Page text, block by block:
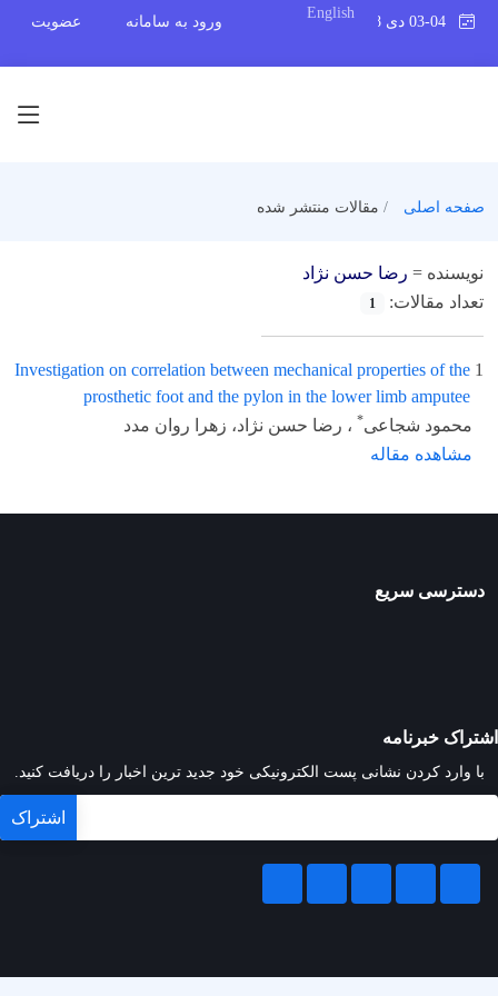
English
ورود به سامانه عضویت
صفحه اصلی مقالات منتشر شده
نویسنده = رضا حسن نژاد
تعداد مقالات:
1
1
Investigation on correlation between mechanical properties of the
prosthetic foot and the pylon in the lower limb amputee
محمود شجاعی* ، رضا حسن نژاد، زهرا روان مدد
مشاهده مقاله
دسترسی سریع
اشتراک خبرنامه
با وارد کردن نشانی پست الکترونیکی خود جدید ترین اخبار را دریافت کنید.